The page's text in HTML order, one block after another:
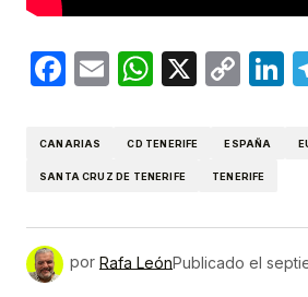
Facebook
Email X
CANARIAS CD TENERIFE ESPAÑA
SANTA CRUZ DE TENERIFE TENERIFE
por Rafa LeónPublicado el